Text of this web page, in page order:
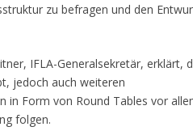
zu befragen und den
IFLA-Generalsekretär, erklärt,
jedoch auch weiteren
in Form von Round Tables vor
folgen.